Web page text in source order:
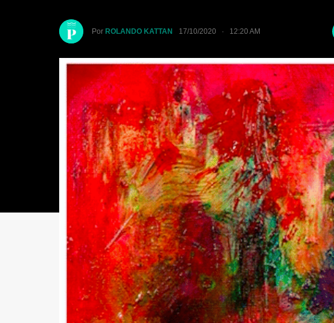
Por ROLANDO KATTAN 17/10/2020 · 12:20 AM